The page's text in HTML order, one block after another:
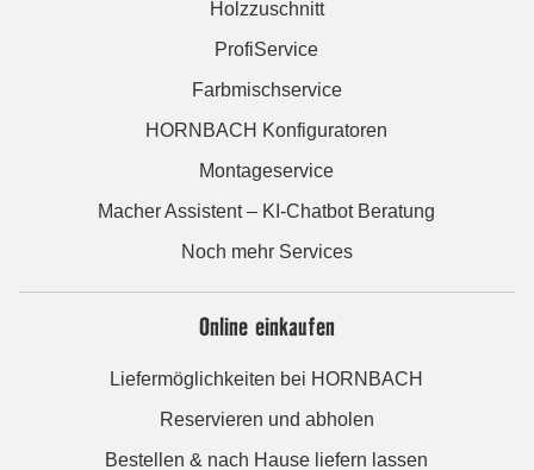
Holzzuschnitt
ProfiService
Farbmischservice
HORNBACH Konfiguratoren
Montageservice
Macher Assistent – KI-Chatbot Beratung
Noch mehr Services
Online einkaufen
Liefermöglichkeiten bei HORNBACH
Reservieren und abholen
Bestellen & nach Hause liefern lassen